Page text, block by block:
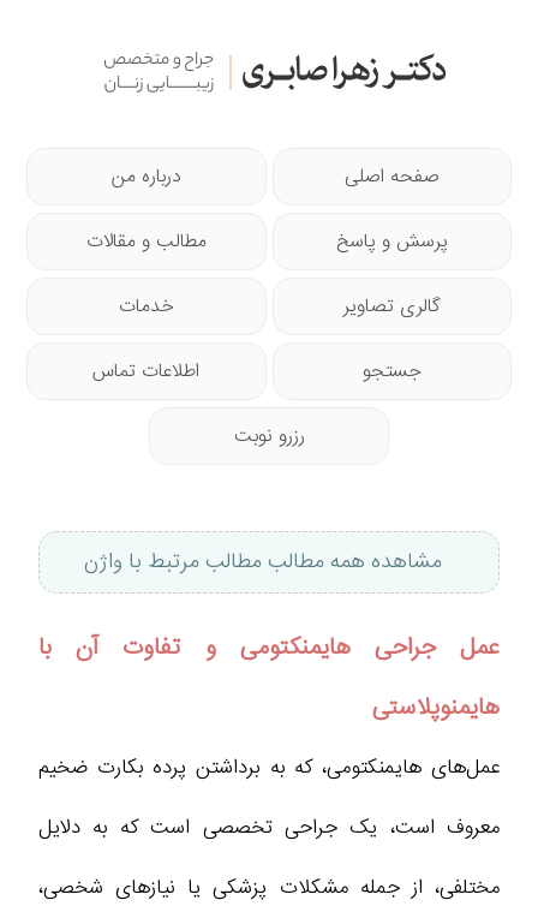
صفحه اصلی درباره من
پرسش و پاسخ مطالب و مقالات
گالری تصاویر خدمات
جستجو اطلاعات تماس
رزرو نوبت
مشاهده همه مطالب مطالب مرتبط با واژن
عمل جراحی هایمنکتومی و تفاوت آن با
هایمنوپلاستی
عمل‌های هایمنکتومی، که به برداشتن پرده بکارت ضخیم
معروف است، یک جراحی تخصصی است که به دلایل
مختلفی، از جمله مشکلات پزشکی یا نیازهای شخصی،